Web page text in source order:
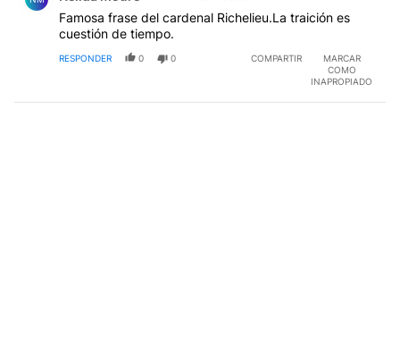
Famosa frase del cardenal Richelieu.La traición es
cuestión de tiempo.
RESPONDER 0 0 COMPARTIR
MARCAR
COMO
INAPROPIADO